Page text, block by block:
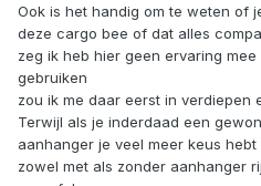
Ook is het handig om te weten of
deze cargo bee of dat alles
zeg ik heb hier geen ervaring
gebruiken
zou ik me daar eerst in verdiepen
Terwijl als je inderdaad een
aanhanger je veel meer keus
zowel met als zonder aanhanger